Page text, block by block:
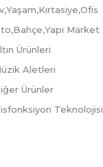
Market
Ürünleri
Aletleri
Ürünler
Teknolojisi